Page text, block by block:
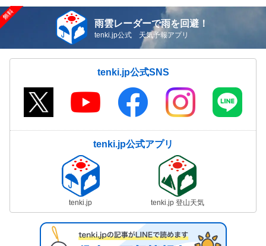
雨雲レーダーで雨を回避！
tenki.jp公式 天気予報アプリ
tenki.jp公式SNS
tenki.jp公式アプリ
tenki.jp tenki.jp 登山天気